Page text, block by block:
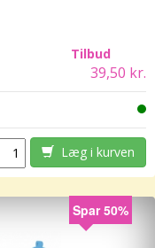
Tilbud
39,50 kr.
Læg i kurven
Spar 50%